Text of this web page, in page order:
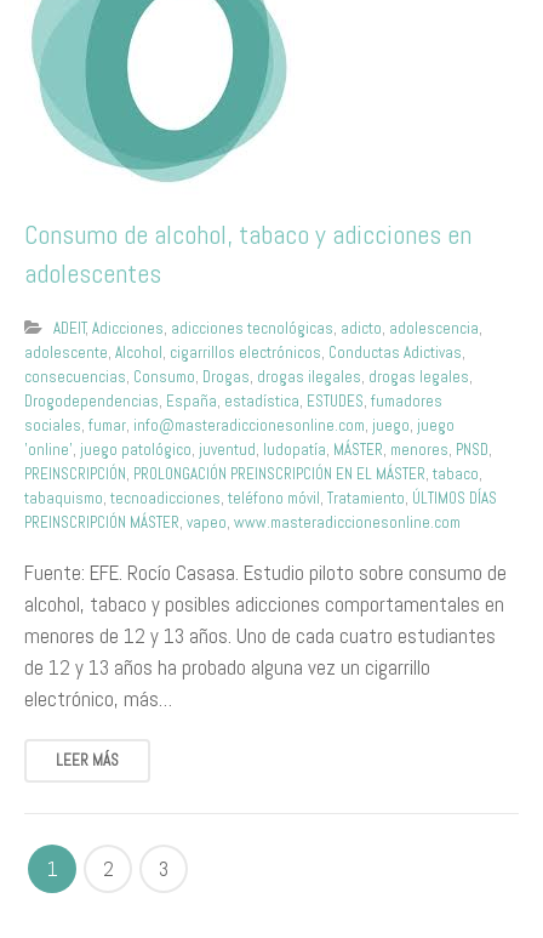
Consumo de alcohol, tabaco y adicciones en
adolescentes
ADEIT, Adicciones, adicciones tecnológicas, adicto, adolescencia,
adolescente, Alcohol, cigarrillos electrónicos, Conductas Adictivas,
consecuencias, Consumo, Drogas, drogas ilegales, drogas legales,
Drogodependencias, España, estadística, ESTUDES, fumadores
sociales, fumar, info@masteradiccionesonline.com, juego, juego
'online', juego patológico, juventud, ludopatía, MÁSTER, menores, PNSD,
PREINSCRIPCIÓN, PROLONGACIÓN PREINSCRIPCIÓN EN EL MÁSTER, tabaco,
tabaquismo, tecnoadicciones, teléfono móvil, Tratamiento, ÚLTIMOS DÍAS
PREINSCRIPCIÓN MÁSTER, vapeo, www.masteradiccionesonline.com
Fuente: EFE. Rocío Casasa. Estudio piloto sobre consumo de
alcohol, tabaco y posibles adicciones comportamentales en
menores de 12 y 13 años. Uno de cada cuatro estudiantes
de 12 y 13 años ha probado alguna vez un cigarrillo
electrónico, más…
LEER MÁS
1 2 3